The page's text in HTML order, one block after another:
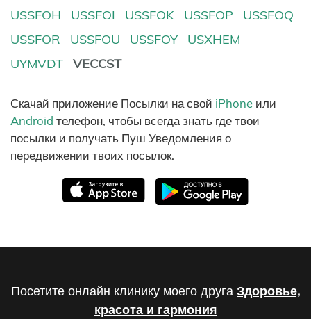
USSFOH
USSFOI USSFOK USSFOP
USSFOQ
USSFOR
USSFOU USSFOY
USXHEM
UYMVDT
VECCST
Скачай приложение Посылки на свой iPhone или
Android телефон, чтобы всегда знать где твои
посылки и получать Пуш Уведомления о
передвижении твоих посылок.
Посетите онлайн клинику моего друга Здоровье,
красота и гармония